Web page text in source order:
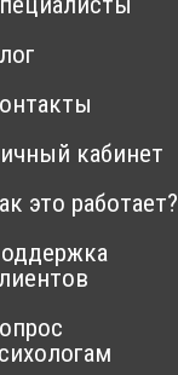
кабинет
это работает?